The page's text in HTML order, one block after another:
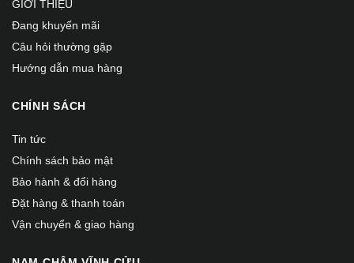
GIỚI THIỆU
Đang khuyến mãi
Câu hỏi thường gặp
Hướng dẫn mua hàng
CHÍNH SÁCH
Tin tức
Chính sách bảo mật
Bảo hành & đổi hàng
Đặt hàng & thanh toán
Vận chuyển & giao hàng